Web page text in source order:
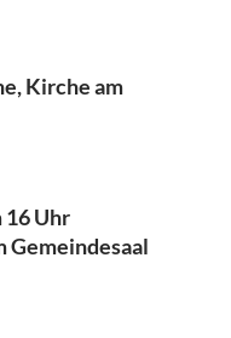
Kirche am
16 Uhr
Gemeindesaal